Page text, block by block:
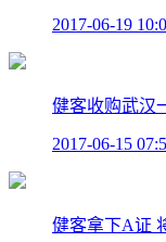
2017-06-19
健客收购武汉
2017-06-15
健客拿下A证